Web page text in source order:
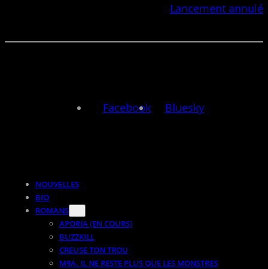
Lancement annulé
Facebook Bluesky
NOUVELLES
BIO
ROMANS
APORIA (EN COURS)
BUZZKILL
CREUSE TON TROU
M9A. IL NE RESTE PLUS QUE LES MONSTRES